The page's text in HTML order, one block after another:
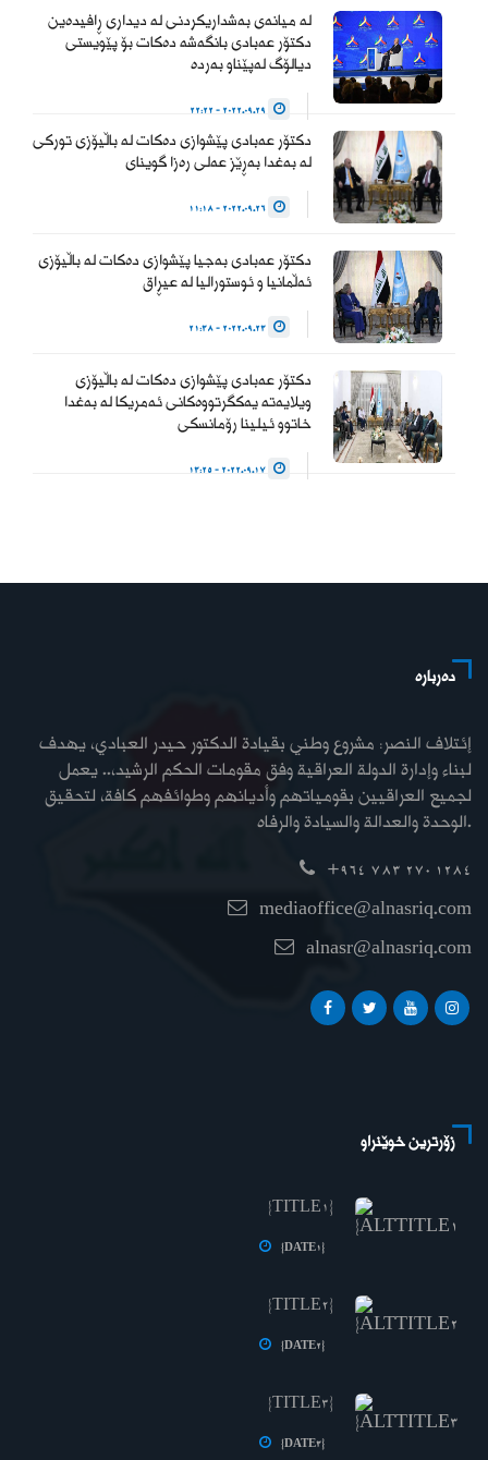
الديمقراطية والتداول السلمي
للسلطة والحفاظ على…
العبادي
(@HaiderAlAbadi)
لە میانەی بەشداریکردنی لە دیداری ڕافیدەین
دکتۆر عەبادی بانگەشە دەکات بۆ پێویستی
دیالۆگ لەپێناو بەردە
دکتۆر عەبادی پێشوازی دەکات لە باڵیۆزی تورکی
لە بەغدا بەڕێز عەلی رەزا گوینای
دکتۆر عەبادی بەجیا پێشوازی دەکات لە باڵیۆزی
ئەڵمانیا و ئوستورالیا لە عیڕاق
دکتۆر عەبادی پێشوازی دەکات لە باڵیۆزی
ویلایەتە یەکگرتووەکانی ئەمریکا لە بەغدا
خاتوو ئیلینا رۆمانسکی
دەربارە
إئتلاف النصر: مشروع وطني بقيادة الدكتور حيدر العبادي، يهدف
لبناء وإدارة الدولة العراقية وفق مقومات الحكم الرشيد،.. يعمل
لجميع العراقيين بقومياتهم وأديانهم وطوائفهم كافة، لتحقيق
الوحدة والعدالة والسيادة والرفاه.
+964 783 270 1284
mediaoffice@alnasriq.com
alnasr@alnasriq.com
زۆرترین خوێنراو
{TITLE1}
{DATE1}
{TITLE2}
{DATE2}
{TITLE3}
{DATE3}